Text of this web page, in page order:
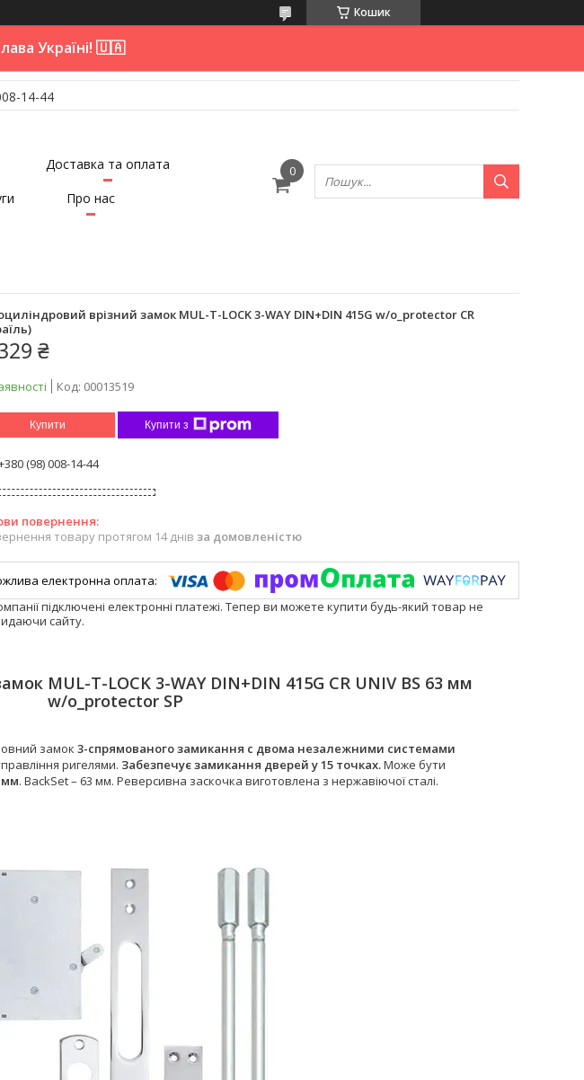
Кошик
Україні! 🇺🇦
14-44
Доставка та оплата
Про нас
врізний замок MUL-T-LOCK 3-WAY DIN+DIN 415G w/o_protector CR
₴
Код: 00013519
Купити Купити з
(98) 008-14-44
товару протягом 14 днів за домовленістю
підключені електронні платежі. Тепер ви можете купити будь-який товар не
сайту.
MUL-T-LOCK 3-WAY DIN+DIN 415G CR UNIV BS 63 мм
w/o_protector SP
замок 3-спрямованого замикання c двома незалежними системами
ригелями. Забезпечує замикання дверей у 15 точках.Може бути
мм. BackSet – 63 мм. Реверсивна заскочка виготовлена з нержавіючої сталі.